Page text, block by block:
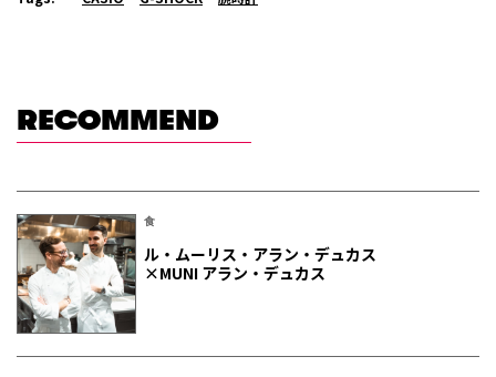
RECOMMEND
食
ル・ムーリス・アラン・デュカス
×MUNI アラン・デュカス